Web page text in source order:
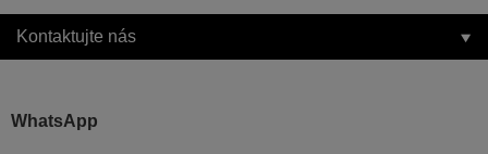
Kontaktujte nás
WhatsApp